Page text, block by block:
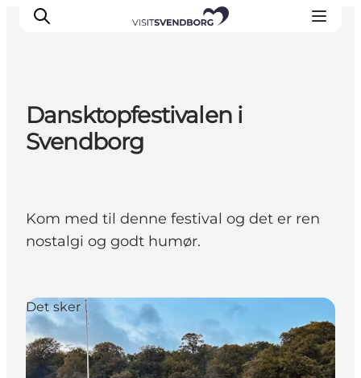
Oplev kultur & natur
Det sker i Svendborg
Overnatning
Planlæg din tur
Dansktopfestivalen i
Svendborg
Kom med til denne festival og det er ren
nostalgi og godt humør.
Det sker